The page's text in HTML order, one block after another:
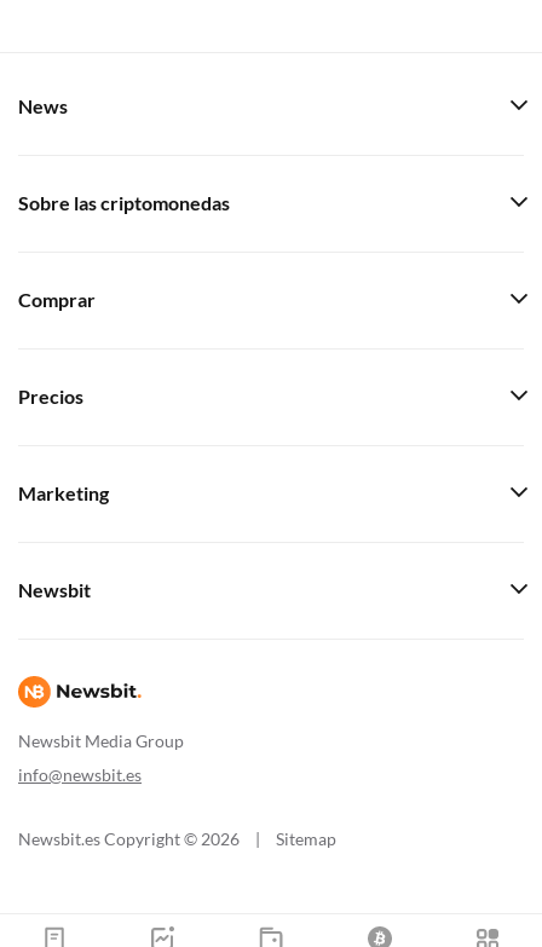
Newsbit Media Group
info@newsbit.es
News
Sobre las criptomonedas
Comprar
Precios
Marketing
Newsbit
Newsbit.es Copyright © 2026 | Sitemap